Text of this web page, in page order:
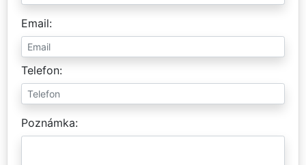
Email
Telefon
Poznámka